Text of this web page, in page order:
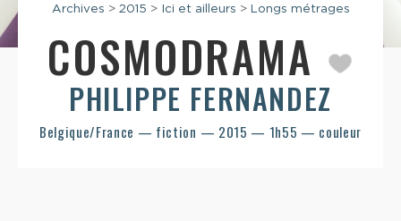
Archives > 2015 > Ici et ailleurs > Longs métrages
COSMODRAMA
PHILIPPE FERNANDEZ
Belgique/France — fiction — 2015 — 1h55 — couleur